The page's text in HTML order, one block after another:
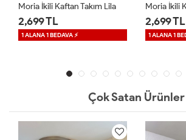
Moria İkili Kaftan Takım Mavi
2,699 TL
1 ALANA 1 BEDAVA ⚡
1,699 TL
Çok Satan Ürünler